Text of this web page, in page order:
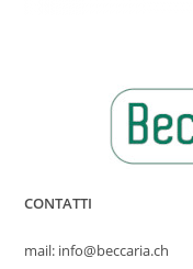
CONTATTI
mail: info@beccaria.ch